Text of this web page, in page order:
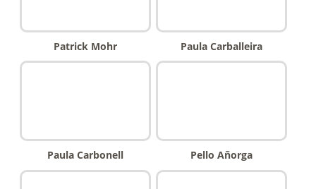
Patrick Mohr Paula Carballeira
Paula Carbonell Pello Añorga